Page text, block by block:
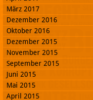
März 2017
Dezember 2016
Oktober 2016
Dezember 2015
November 2015
September 2015
Juni 2015
Mai 2015
April 2015